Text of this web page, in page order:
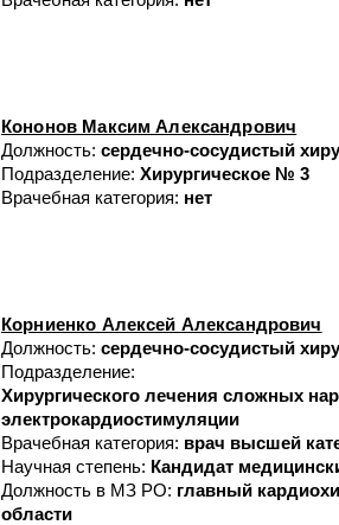
Кононов Максим Александрович
Должность: сердечно-сосудистый
Подразделение: Хирургическое № 3
Врачебная категория: нет
Корниенко Алексей Александрович
Должность: сердечно-сосудистый
Подразделение:
Хирургического лечения сложных
электрокардиостимуляции
Врачебная категория: врач высшей
Научная степень: Кандидат
Должность в МЗ РО: главный
области